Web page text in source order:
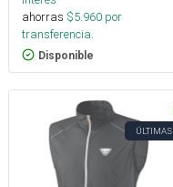
ahorras $5.960 por
transferencia.
Disponible
ÚLTIMAS